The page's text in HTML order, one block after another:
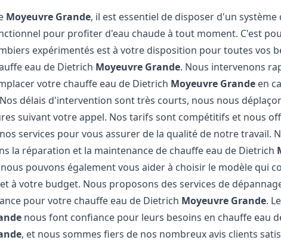
Moyeuvre Grande, il est essentiel de disposer d'un système
pour profiter d'eau chaude à tout moment. C'est
expérimentés est à votre disposition pour toutes vos
eau de Dietrich Moyeuvre Grande. Nous intervenons
votre chauffe eau de Dietrich Moyeuvre Grande en
délais d'intervention sont très courts, nous nous
suivant votre appel. Nos tarifs sont compétitifs et nous
services pour vous assurer de la qualité de notre travail.
la réparation et la maintenance de chauffe eau de Dietrich
pouvons également vous aider à choisir le modèle qui
à votre budget. Nous proposons des services de
pour votre chauffe eau de Dietrich Moyeuvre Grande.
nous font confiance pour leurs besoins en chauffe eau
, et nous sommes fiers de nos nombreux avis clients